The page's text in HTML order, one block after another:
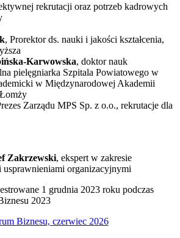
rekrutacji oraz potrzeb kadrowych
, Prorektor ds. nauki i jakości kształcenia,
Karwowska, doktor nauk
pielęgniarka Szpitala Powiatowego w
w Międzynarodowej Akademii
Zarządu MPS Sp. z o.o., rekrutacje dla
Zakrzewski, ekspert w zakresie
usprawnieniami organizacyjnymi
1 grudnia 2023 roku podczas
2023